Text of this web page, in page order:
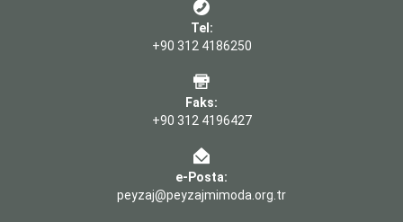
Tel:
+90 312 4186250
Faks:
+90 312 4196427
e-Posta:
peyzaj@peyzajmimoda.org.tr